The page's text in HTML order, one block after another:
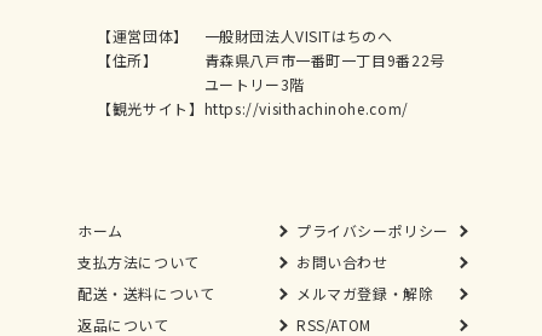
【運営団体】
一般財団法人VISITはちのへ
【住所】
青森県八戸市一番町一丁目9番22号
ユートリー3階
【観光サイト】 https://visithachinohe.com/
ホーム
プライバシーポリシー
支払方法について
お問い合わせ
配送・送料について
メルマガ登録・解除
返品について
RSS/ATOM